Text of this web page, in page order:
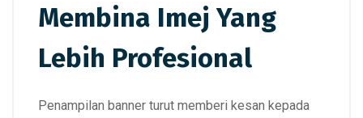
Membina Imej Yang
Lebih Profesional
Penampilan banner turut memberi kesan kepada